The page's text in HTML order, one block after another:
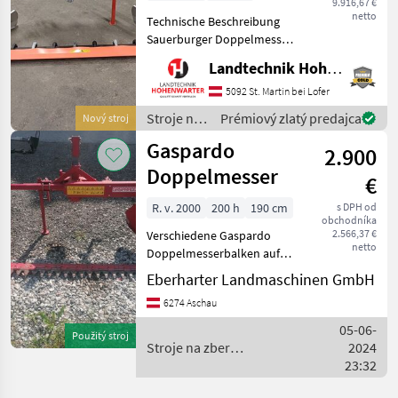
Nový stroj
netto
Technische Beschreibung
Sauerburger Doppelmesser.
Ich freue mich, Ihnen im
Maschinenzentrum St.
Martin die Sauerburger
Doppelmesser ausführlich
vorzustellen und ge
Landtechnik Hohenwarter GmbH
5092 St. Martin bei Lofer
Stroje na
zber
objemových
krmív /
Sonstige
Prémiový zlatý predajca
Použitý stroj
Gaspardo
Doppelmesser
2.900
€
s DPH od
obchodníka
2.566,37 €
netto
R. v. 2000 200 h
190 cm
Verschiedene Gaspardo
Doppelmesserbalken auf
Lager Stroje na zber
objemových krmív Prstové
a dvojnožnicové trávne
Eberharter Landmaschinen GmbH
6274 Aschau
Stroje na zber
Gaspardo
05-06-
2024
23:32